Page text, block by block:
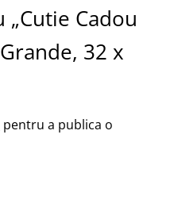
Cadou
32 x
pentru a publica o